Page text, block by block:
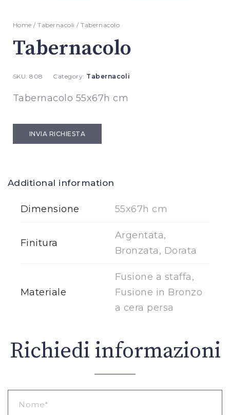
Home /Tabernacoli / Tabernacolo
Tabernacolo
SKU:808 Category: Tabernacoli
Tabernacolo 55x67h cm
INVIA RICHIESTA
Additional information
Dimensione 55x67h cm
Finitura
Argentata,
Bronzata, Dorata
Materiale
Fusione a staffa,
Fusione in Bronzo
a cera persa
Richiedi informazioni